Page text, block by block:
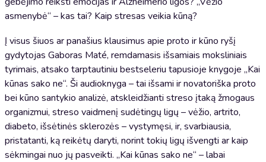
asmenybė“ – kas tai? Kaip stresas veikia kūną?
Į visus šiuos ar panašius klausimus apie proto ir kūno ryšį
gydytojas Gaboras Maté, remdamasis išsamiais moksliniais
tyrimais, atsako tarptautiniu bestseleriu tapusioje knygoje „Kai
kūnas sako ne“. Ši audioknyga – tai išsami ir novatoriška proto
bei kūno santykio analizė, atskleidžianti streso įtaką žmogaus
organizmui, streso vaidmenį sudėtingų ligų – vėžio, artrito,
diabeto, išsėtinės sklerozės – vystymęsi, ir, svarbiausia,
pristatanti, ką reikėtų daryti, norint tokių ligų išvengti ar kaip
sėkmingai nuo jų pasveikti. „Kai kūnas sako ne“ – labai